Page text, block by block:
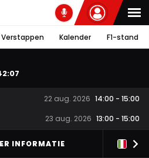
Verstappen Kalender F1-stand
:07
22 aug. 2026 14:00 - 15:00
23 aug. 2026 13:00 - 15:00
INFORMATIE